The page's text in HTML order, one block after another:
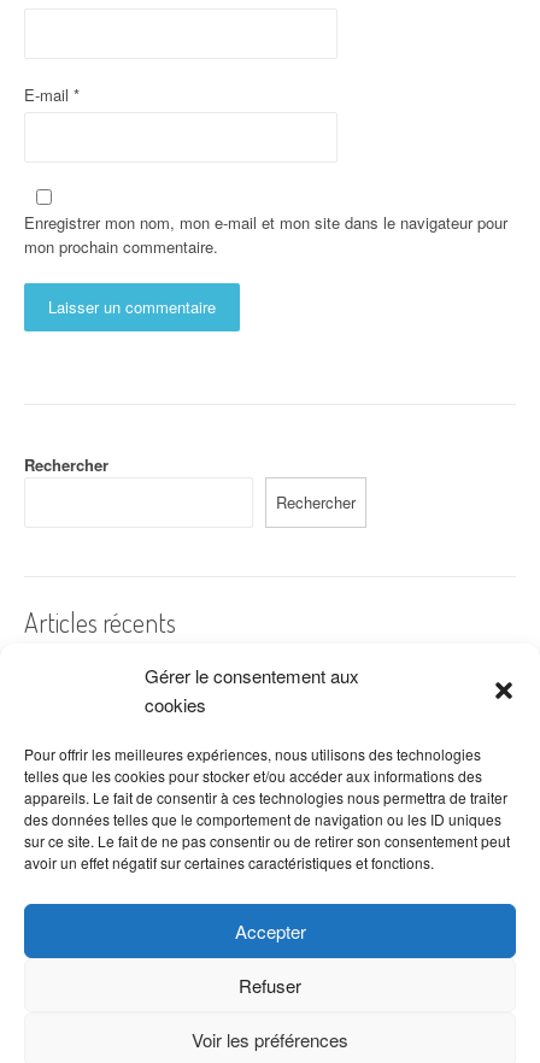
Gérer le consentement aux
cookies
Pour offrir les meilleures expériences, nous utilisons des technologies
telles que les cookies pour stocker et/ou accéder aux informations des
appareils. Le fait de consentir à ces technologies nous permettra de traiter
des données telles que le comportement de navigation ou les ID uniques
sur ce site. Le fait de ne pas consentir ou de retirer son consentement peut
avoir un effet négatif sur certaines caractéristiques et fonctions.
Accepter
Refuser
Voir les préférences
E-mail *
Enregistrer mon nom, mon e-mail et mon site dans le navigateur pour
mon prochain commentaire.
Rechercher
Rechercher
Articles récents
A quelles dates de l’année offre-t-on des fleurs ?
Les fleurs préférées des Français
Combien de fois arroser un cactus ?
Quelles fleurs offrir pour la fête des mères ?
Idées de décoration avec fleurs séchées